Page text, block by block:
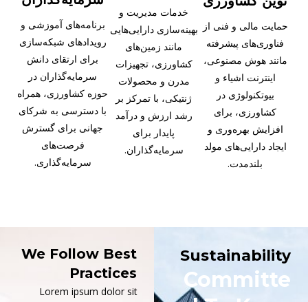
حمایت مالی و فنی از
فناوری‌های پیشرفته
مانند هوش مصنوعی،
اینترنت اشیاء و
بیوتکنولوژی در
کشاورزی، برای
افزایش بهره‌وری و
ایجاد دارایی‌های مولد
بلندمدت.
خدمات مدیریت و
بهینه‌سازی دارایی‌هایی
مانند زمین‌های
کشاورزی، تجهیزات
مدرن و محصولات
ژنتیکی، با تمرکز بر
رشد ارزش و درآمد
پایدار برای
سرمایه‌گذاران.
برنامه‌های آموزشی و
رویدادهای شبکه‌سازی
برای ارتقای دانش
سرمایه‌گذاران در
حوزه کشاورزی، همراه
با دسترسی به شرکای
جهانی برای گسترش
فرصت‌های
سرمایه‌گذاری.
Sustainability
Committe
We Follow Best
Practices
Lorem ipsum dolor sit